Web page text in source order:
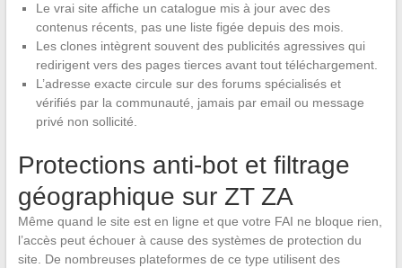
Le vrai site affiche un catalogue mis à jour avec des
contenus récents, pas une liste figée depuis des mois.
Les clones intègrent souvent des publicités agressives qui
redirigent vers des pages tierces avant tout téléchargement.
L’adresse exacte circule sur des forums spécialisés et
vérifiés par la communauté, jamais par email ou message
privé non sollicité.
Protections anti-bot et filtrage
géographique sur ZT ZA
Même quand le site est en ligne et que votre FAI ne bloque rien,
l’accès peut échouer à cause des systèmes de protection du
site. De nombreuses plateformes de ce type utilisent des